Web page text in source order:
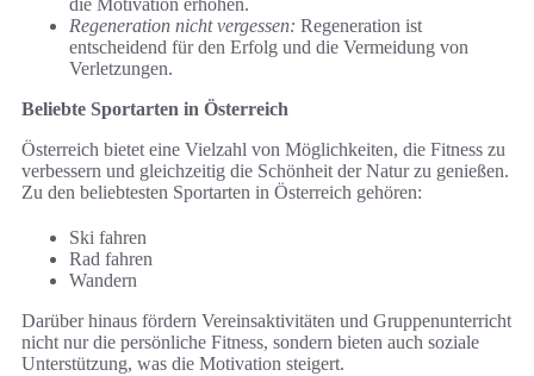
die Motivation erhöhen.
Regeneration nicht vergessen: Regeneration ist
entscheidend für den Erfolg und die Vermeidung von
Verletzungen.
Beliebte Sportarten in Österreich
Österreich bietet eine Vielzahl von Möglichkeiten, die Fitness zu
verbessern und gleichzeitig die Schönheit der Natur zu genießen.
Zu den beliebtesten Sportarten in Österreich gehören:
Ski fahren
Rad fahren
Wandern
Darüber hinaus fördern Vereinsaktivitäten und Gruppenunterricht
nicht nur die persönliche Fitness, sondern bieten auch soziale
Unterstützung, was die Motivation steigert.